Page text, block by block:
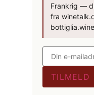
Frankrig —
fra
TILMELD